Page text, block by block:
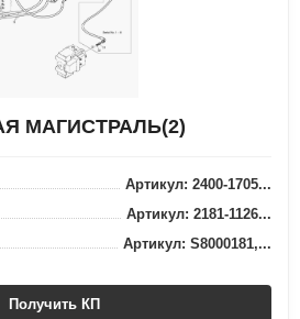
МАГИСТРАЛЬ(2)
Артикул: 2400-1705...
Артикул: 2181-1126...
Артикул: S8000181,...
Получить КП